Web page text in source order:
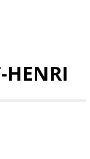
HENRI